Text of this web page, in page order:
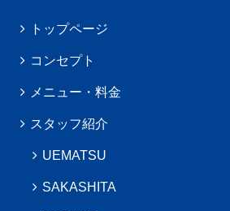
トップページ
コンセプト
メニュー・料金
スタッフ紹介
UEMATSU
SAKASHITA